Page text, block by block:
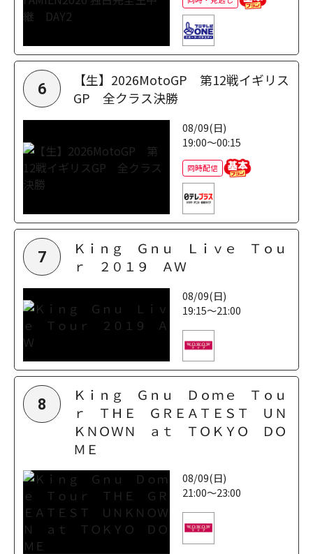
6
【生】2026MotoGP 第12戦イギリス
GP 全クラス決勝
08/09(日)
19:00～00:15
同時配信
7
Ｋｉｎｇ Ｇｎｕ Ｌｉｖｅ Ｔｏｕ
ｒ ２０１９ ＡＷ
08/09(日)
19:15～21:00
8
Ｋｉｎｇ Ｇｎｕ Ｄｏｍｅ Ｔｏｕ
ｒ ＴＨＥ ＧＲＥＡＴＥＳＴ ＵＮ
ＫＮＯＷＮ ａｔ ＴＯＫＹＯ ＤＯ
ＭＥ
08/09(日)
21:00～23:00